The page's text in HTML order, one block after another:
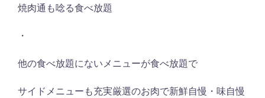
焼肉通も唸る食べ放題
・
他の食べ放題にないメニューが食べ放題で
サイドメニューも充実厳選のお肉で新鮮自慢・味自慢